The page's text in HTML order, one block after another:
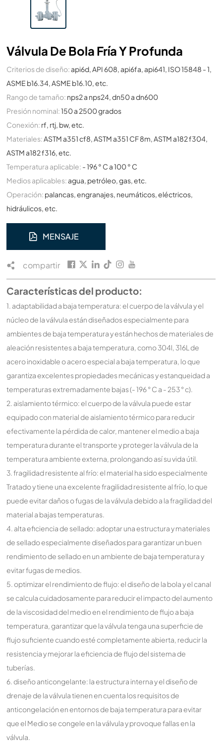
Válvula De Bola Fría Y Profunda
Criterios de diseño: api6d, API 608, api6fa, api641, ISO 15848 - 1,
ASME b16.34, ASME b16.10, etc.
Rango de tamaño: nps2 a nps24, dn50 a dn600
Presión nominal:150 a 2500 grados
Conexión: rf, rtj, bw, etc.
Materiales: ASTM a351 cf8, ASTM a351 CF 8m, ASTM a182 f304,
ASTM a182 f316, etc.
Temperatura aplicable: - 196 ° C a 100 ° C
Medios aplicables: agua, petróleo, gas, etc.
Operación: palancas, engranajes, neumáticos, eléctricos,
hidráulicos, etc.
MENSAJE
compartir
Características del producto:
1. adaptabilidad a baja temperatura: el cuerpo de la válvula y el
núcleo de la válvula están diseñados especialmente para
ambientes de baja temperatura y están hechos de materiales de
aleación resistentes a baja temperatura, como 304l, 316L de
acero inoxidable o acero especial a baja temperatura, lo que
garantiza excelentes propiedades mecánicas y estanqueidad a
temperaturas extremadamente bajas (- 196 ° C a - 253 ° c).
2. aislamiento térmico: el cuerpo de la válvula puede estar
equipado con material de aislamiento térmico para reducir
efectivamente la pérdida de calor, mantener el medio a baja
temperatura durante el transporte y proteger la válvula de la
temperatura ambiente externa, prolongando así su vida útil.
3. fragilidad resistente al frío: el material ha sido especialmente
Tratado y tiene una excelente fragilidad resistente al frío, lo que
puede evitar daños o fugas de la válvula debido a la fragilidad del
material a bajas temperaturas.
4. alta eficiencia de sellado: adoptar una estructura y materiales
de sellado especialmente diseñados para garantizar un buen
rendimiento de sellado en un ambiente de baja temperatura y
evitar fugas de medios.
5. optimizar el rendimiento de flujo: el diseño de la bola y el canal
se calcula cuidadosamente para reducir el impacto del aumento
de la viscosidad del medio en el rendimiento de flujo a baja
temperatura, garantizar que la válvula tenga una superficie de
flujo suficiente cuando esté completamente abierta, reducir la
resistencia y mejorar la eficiencia de flujo del sistema de
tuberías.
6. diseño anticongelante: la estructura interna y el diseño de
drenaje de la válvula tienen en cuenta los requisitos de
anticongelación en entornos de baja temperatura para evitar
que el Medio se congele en la válvula y provoque fallas en la
válvula.